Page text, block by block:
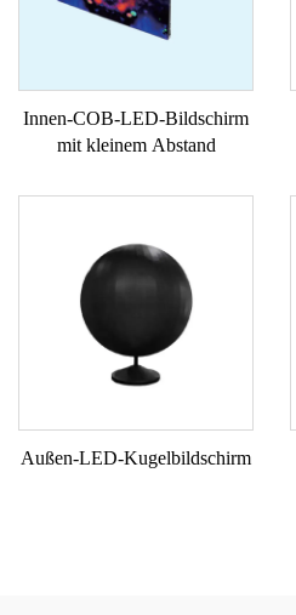
Innen-COB-LED-Bildschirm
mit kleinem Abstand
Außen-LED-Kugelbildschirm